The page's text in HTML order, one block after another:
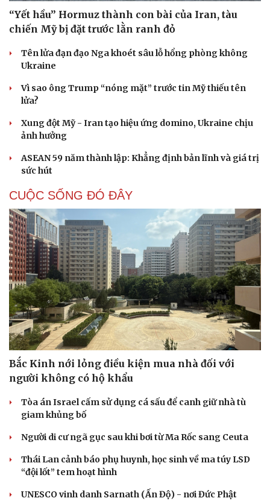
“Yết hầu” Hormuz thành con bài của Iran, tàu
chiến Mỹ bị đặt trước lằn ranh đỏ
Tên lửa đạn đạo Nga khoét sâu lỗ hổng phòng không
Ukraine
Vì sao ông Trump “nóng mặt” trước tin Mỹ thiếu tên
lửa?
Xung đột Mỹ - Iran tạo hiệu ứng domino, Ukraine chịu
ảnh hưởng
ASEAN 59 năm thành lập: Khẳng định bản lĩnh và giá trị
sức hút
CUỘC SỐNG ĐÓ ĐÂY
Bắc Kinh nới lỏng điều kiện mua nhà đối với
người không có hộ khẩu
Tòa án Israel cấm sử dụng cá sấu để canh giữ nhà tù
giam khủng bố
Người di cư ngã gục sau khi bơi từ Ma Rốc sang Ceuta
Thái Lan cảnh báo phụ huynh, học sinh về ma túy LSD
“đội lốt” tem hoạt hình
UNESCO vinh danh Sarnath (Ấn Độ) - nơi Đức Phật